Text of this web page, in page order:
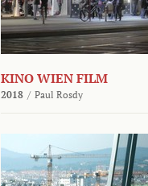
KINO WIEN FILM
2018 / Paul Rosdy